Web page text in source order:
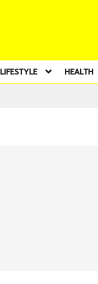
LIFESTYLE HEALTH